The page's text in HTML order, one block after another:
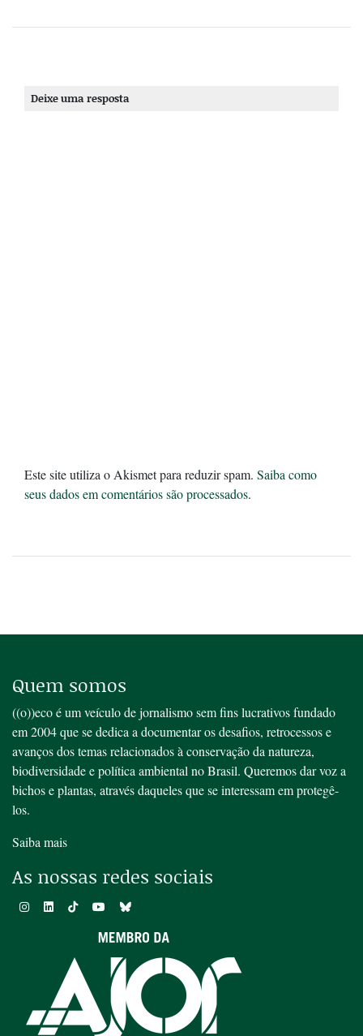
Deixe uma resposta
Este site utiliza o Akismet para reduzir spam. Saiba como
seus dados em comentários são processados.
Quem somos
((o))eco é um veículo de jornalismo sem fins lucrativos fundado
em 2004 que se dedica a documentar os desafios, retrocessos e
avanços dos temas relacionados à conservação da natureza,
biodiversidade e política ambiental no Brasil. Queremos dar voz a
bichos e plantas, através daqueles que se interessam em protegê-
los.
Saiba mais
As nossas redes sociais